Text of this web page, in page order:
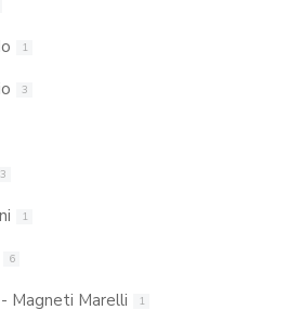
1
3
3
1
6
Magneti Marelli 1